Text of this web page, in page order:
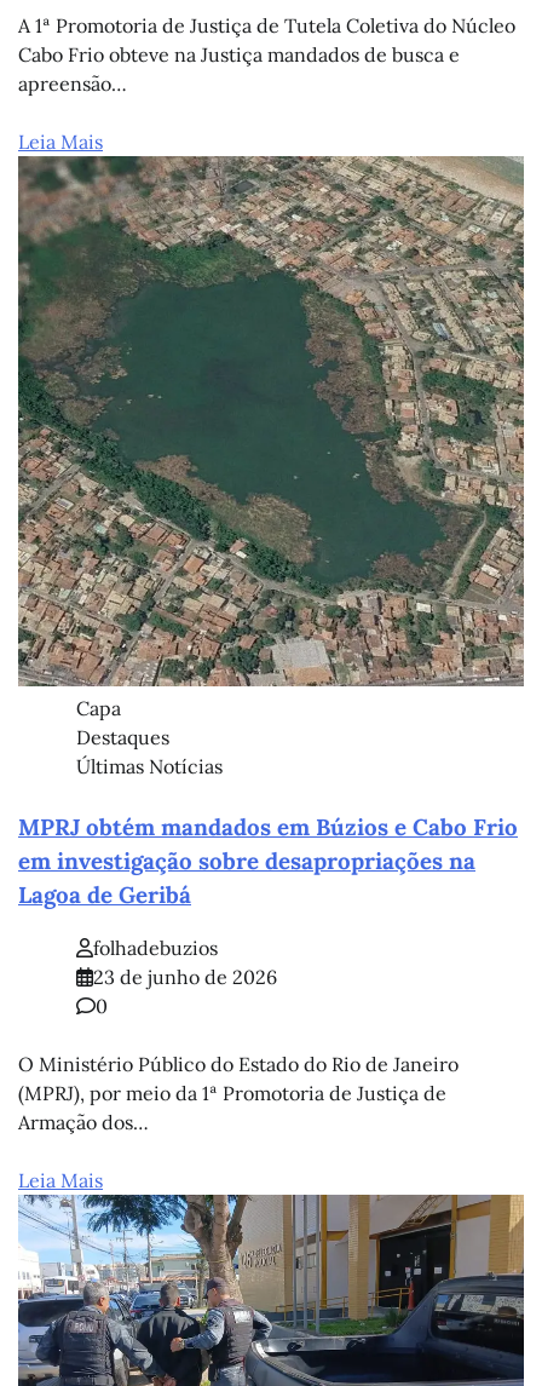
A 1ª Promotoria de Justiça de Tutela Coletiva do Núcleo
Cabo Frio obteve na Justiça mandados de busca e
apreensão…
Leia Mais
Capa
Destaques
Últimas Notícias
MPRJ obtém mandados em Búzios e Cabo Frio
em investigação sobre desapropriações na
Lagoa de Geribá
folhadebuzios
23 de junho de 2026
0
O Ministério Público do Estado do Rio de Janeiro
(MPRJ), por meio da 1ª Promotoria de Justiça de
Armação dos…
Leia Mais